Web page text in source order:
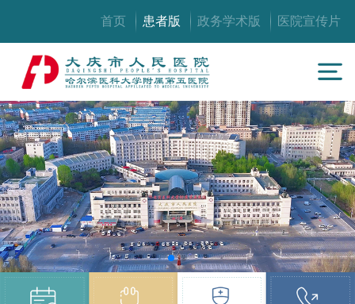
首页 患者版 政务学术版 医院宣传片